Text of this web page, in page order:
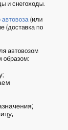
и снегоходы.
автовоза(или
(доставка по
автовозом
образом: